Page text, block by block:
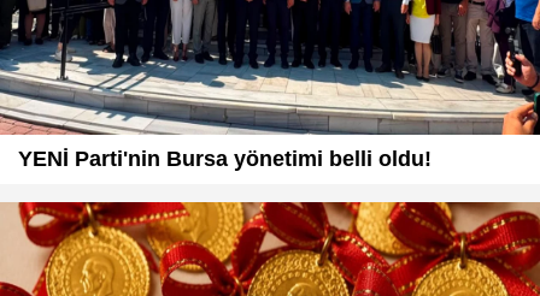
YENİ Parti'nin Bursa yönetimi belli oldu!